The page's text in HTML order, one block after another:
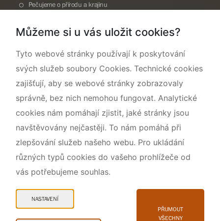
Pečujeme o přírodu a krajinu
O nás
Můžeme si u vás uložit cookies?
Tyto webové stránky používají k poskytování
svých služeb soubory Cookies. Technické cookies
zajišťují, aby se webové stránky zobrazovaly
správně, bez nich nemohou fungovat. Analytické
cookies nám pomáhají zjistit, jaké stránky jsou
navštěvovány nejčastěji. To nám pomáhá při
zlepšování služeb našeho webu. Pro ukládání
různých typů cookies do vašeho prohlížeče od
vás potřebujeme souhlas.
NASTAVENÍ
PŘIJMOUT
VŠECHNY